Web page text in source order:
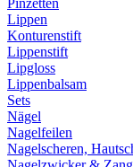
Pinzetten
Lippen
Konturenstift
Lippenstift
Lipgloss
Lippenbalsam
Sets
Nägel
Nagelfeilen
Nagelscheren,